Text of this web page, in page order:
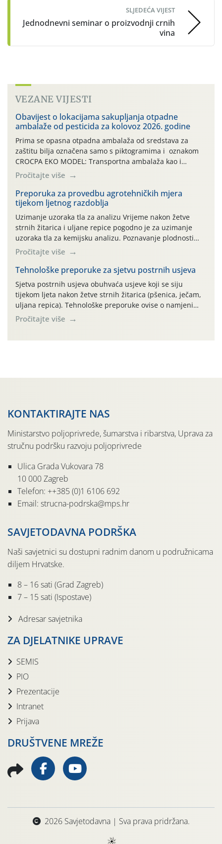
SLJEDEĆA VIJEST
Jednodnevni seminar o proizvodnji crnih
vina
VEZANE VIJESTI
Obavijest o lokacijama sakupljanja otpadne
ambalaže od pesticida za kolovoz 2026. godine
Prima se opasna otpadna ambalaža od sredstava za
zaštitu bilja označena samo s piktogramima i oznakom
CROCPA EKO MODEL: Transportna ambalaža kao i
ambalaža drugih proizvoda koji nisu sredstva za zaštitu
bilja (npr. ambalaža od mineralnih gnojiva,) se ne
prihvaća. Korisnicima je osiguran besplatni povrat
prazne ambalaže isključivo ovih tvrtki: AGROCHEM-MAKS,
AGRONOM, ALBAUGH TKI* (PINUS […]
Pročitajte više
Preporuka za provedbu agrotehničkih mjera
tijekom ljetnog razdoblja
Uzimanje uzoraka tla za analizu Vrijeme nakon žetve
strnih žitarica i uljane repice pogodno je za uzimanje
uzoraka tla za kemijsku analizu. Poznavanje plodnosti
parcele temelj je za pravilnu gnojidbu. Samo
izbalansiranom i pravodobnom gnojidbom možemo
osigurati dobre prinose zadovoljavajuće kvalitete. Zbog
nepoznavanja opskrbljenosti tla i njegove reakcije često
se u praksi događa da radi […]
Pročitajte više
Tehnološke preporuke za sjetvu postrnih usjeva
Sjetva postrnih usjeva obuhvaća usjeve koji se siju
tijekom ljeta nakon žetve strnih žitarica (pšenica, ječam,
uljana repica). Tehnološke preporuke ovise o namjeni
usjeva, odnosno proizvodi li se krma, zrno, zelena
gnojidba ili služi kao pokrovni usjev. Najvažniji
Pročitajte više
KONTAKTIRAJTE NAS
Ministarstvo poljoprivrede, šumarstva i ribarstva, Uprava za
stručnu podršku razvoju poljoprivrede
Ulica Grada Vukovara 78
10 000 Zagreb
Telefon: ++385 (0)1 6106 692
Email: strucna-podrska@mps.hr
SAVJETODAVNA PODRŠKA
Naši savjetnici su dostupni radnim danom u podružnicama
diljem Hrvatske.
8 – 16 sati (Grad Zagreb)
7 – 15 sati (Ispostave)
Adresar savjetnika
ZA DJELATNIKE UPRAVE
SEMIS
PIO
Prezentacije
Intranet
Prijava
DRUŠTVENE MREŽE
2026 Savjetodavna | Sva prava pridržana.